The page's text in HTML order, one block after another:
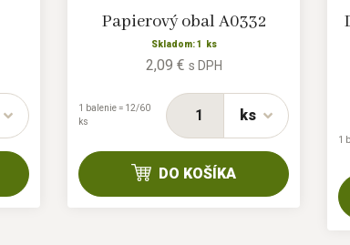
Papierový obal A0332
Skladom: 1 ks
2,09 € s DPH
ks
1 balenie = 12/60
ks
DO KOŠÍKA
1